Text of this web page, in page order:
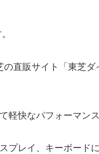
の直販サイト「東芝
軽快なパフォーマン
プレイ、キーボード